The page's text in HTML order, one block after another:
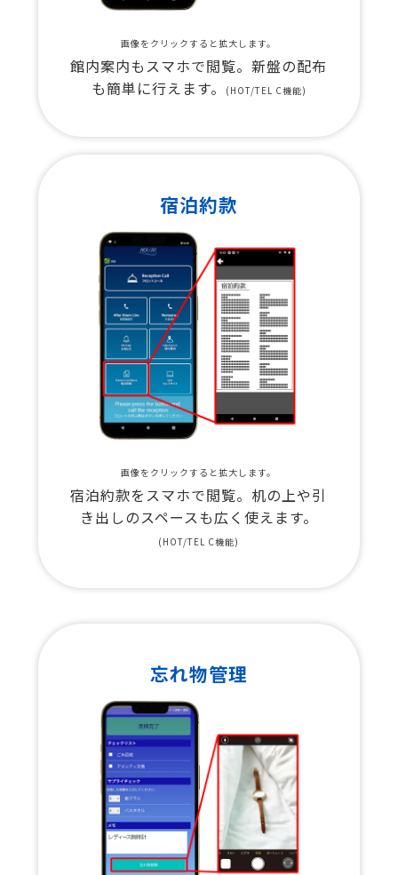
画像をクリックすると拡大します。
館内案内もスマホで閲覧。新盤の配布
も簡単に行えます。
(HOT/TEL C機能)
宿泊約款
画像をクリックすると拡大します。
宿泊約款をスマホで閲覧。机の上や引
き出しのスペースも広く使えます。
(HOT/TEL C機能)
忘れ物管理